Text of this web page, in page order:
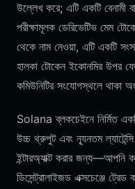
উল্লেখ করে; এটি একটি বেনামী
পরীক্ষামূলক ডেরিভেটিভ মেম
থেকে নাম নেওয়া, এটি একটি
হালকা টোকেন ইকোনমির উপর
কমিউনিটির সংযোগস্থলে থাকা
Solana ব্লকচেইনে নির্মিত
উচ্চ থ্রুপুট এবং ন্যূনতম
ইন্টারঅ্যাক্ট করার জন্য—আপনি
ডিসেন্ট্রালাইজড এক্সচেঞ্জে